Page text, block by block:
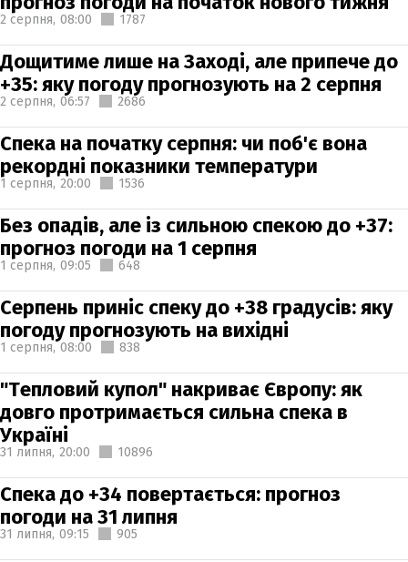
2 серпня, 08:00 1787
Дощитиме лише на Заході, але припече до
+35: яку погоду прогнозують на 2 серпня
2 серпня, 06:57 2686
Спека на початку серпня: чи поб'є вона
рекордні показники температури
1 серпня, 20:00 1536
Без опадів, але із сильною спекою до +37:
прогноз погоди на 1 серпня
1 серпня, 09:05 648
Серпень приніс спеку до +38 градусів: яку
погоду прогнозують на вихідні
1 серпня, 08:00 838
"Тепловий купол" накриває Європу: як
довго протримається сильна спека в
Україні
31 липня, 20:00 10896
Спека до +34 повертається: прогноз
погоди на 31 липня
31 липня, 09:15 905